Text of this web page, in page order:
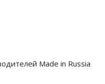
Made in Russia